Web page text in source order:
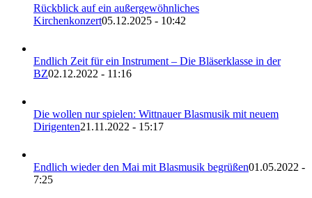
Rückblick auf ein außergewöhnliches
Kirchenkonzert05.12.2025 - 10:42
Endlich Zeit für ein Instrument – Die Bläserklasse in der
BZ02.12.2022 - 11:16
Die wollen nur spielen: Wittnauer Blasmusik mit neuem
Dirigenten21.11.2022 - 15:17
Endlich wieder den Mai mit Blasmusik begrüßen01.05.2022 -
7:25